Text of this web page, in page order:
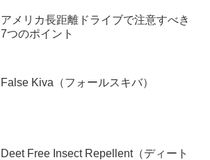
アメリカ長距離ドライブで注意すべき
7つのポイント
False Kiva（フォールスキバ）
Deet Free Insect Repellent（ディート